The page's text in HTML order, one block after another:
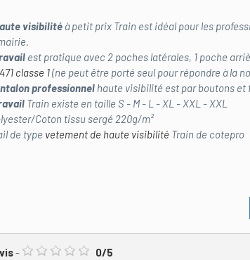
visibilitéà petit prix Train est idéal pour les
est pratique avec 2 poches latérales, 1 poche
classe 1(ne peut être porté seul pour répondre à la
professionnelhaute visibilité est par boutons et
Train existe en taille S - M - L - XL - XXL - XXL
Coton tissu sergé 220g/m²
de type vetement de haute visibilitéTrain de cotepro
- 0/5